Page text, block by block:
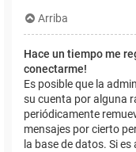
Arriba
Hace un tiempo me
conectarme!
Es posible que la
su cuenta por alguna
periódicamente
mensajes por cierto
la base de datos. Si